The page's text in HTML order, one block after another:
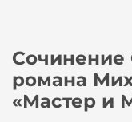
Сочинение
романа
«Мастер и